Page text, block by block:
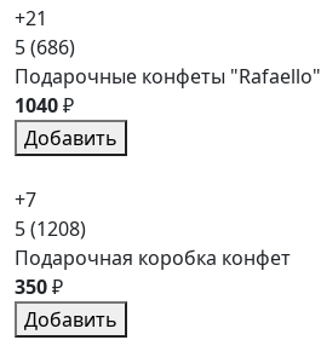
+21
5(686)
Подарочные конфеты "Rafaello"
1040₽
Добавить
+7
5(1208)
Подарочная коробка конфет
350₽
Добавить